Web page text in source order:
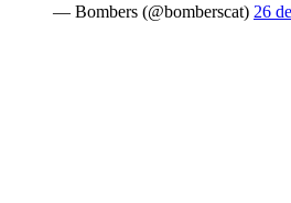
— Bombers (@bomberscat) 26